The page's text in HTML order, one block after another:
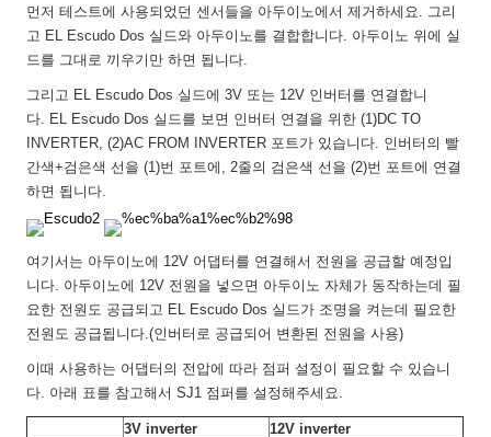
먼저 테스트에 사용되었던 센서들을 아두이노에서 제거하세요. 그리
고 EL Escudo Dos 실드와 아두이노를 결합합니다. 아두이노 위에 실
드를 그대로 끼우기만 하면 됩니다.
그리고 EL Escudo Dos 실드에 3V 또는 12V 인버터를 연결합니
다. EL Escudo Dos 실드를 보면 인버터 연결을 위한 (1)DC TO
INVERTER, (2)AC FROM INVERTER 포트가 있습니다. 인버터의 빨
간색+검은색 선을 (1)번 포트에, 2줄의 검은색 선을 (2)번 포트에 연결
하면 됩니다.
여기서는 아두이노에 12V 어댑터를 연결해서 전원을 공급할 예정입
니다. 아두이노에 12V 전원을 넣으면 아두이노 자체가 동작하는데 필
요한 전원도 공급되고 EL Escudo Dos 실드가 조명을 켜는데 필요한
전원도 공급됩니다.(인버터로 공급되어 변환된 전원을 사용)
이때 사용하는 어댑터의 전압에 따라 점퍼 설정이 필요할 수 있습니
다. 아래 표를 참고해서 SJ1 점퍼를 설정해주세요.
3V inverter
12V inverter